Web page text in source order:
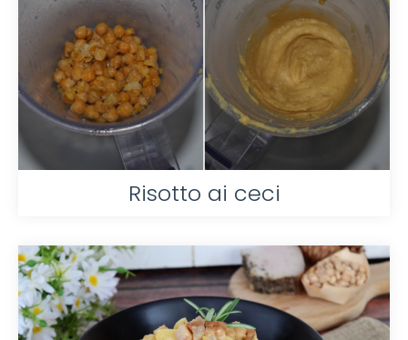
Risotto ai ceci